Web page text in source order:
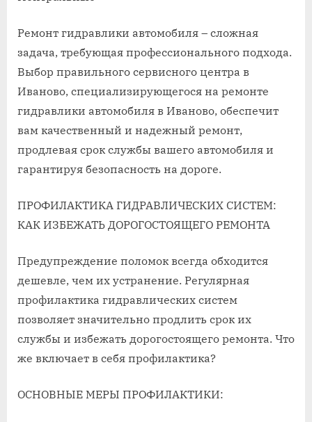
Ремонт гидравлики автомобиля – сложная
задача, требующая профессионального подхода.
Выбор правильного сервисного центра в
Иваново, специализирующегося на ремонте
гидравлики автомобиля в Иваново, обеспечит
вам качественный и надежный ремонт,
продлевая срок службы вашего автомобиля и
гарантируя безопасность на дороге.
ПРОФИЛАКТИКА ГИДРАВЛИЧЕСКИХ СИСТЕМ:
КАК ИЗБЕЖАТЬ ДОРОГОСТОЯЩЕГО РЕМОНТА
Предупреждение поломок всегда обходится
дешевле, чем их устранение. Регулярная
профилактика гидравлических систем
позволяет значительно продлить срок их
службы и избежать дорогостоящего ремонта. Что
же включает в себя профилактика?
ОСНОВНЫЕ МЕРЫ ПРОФИЛАКТИКИ: